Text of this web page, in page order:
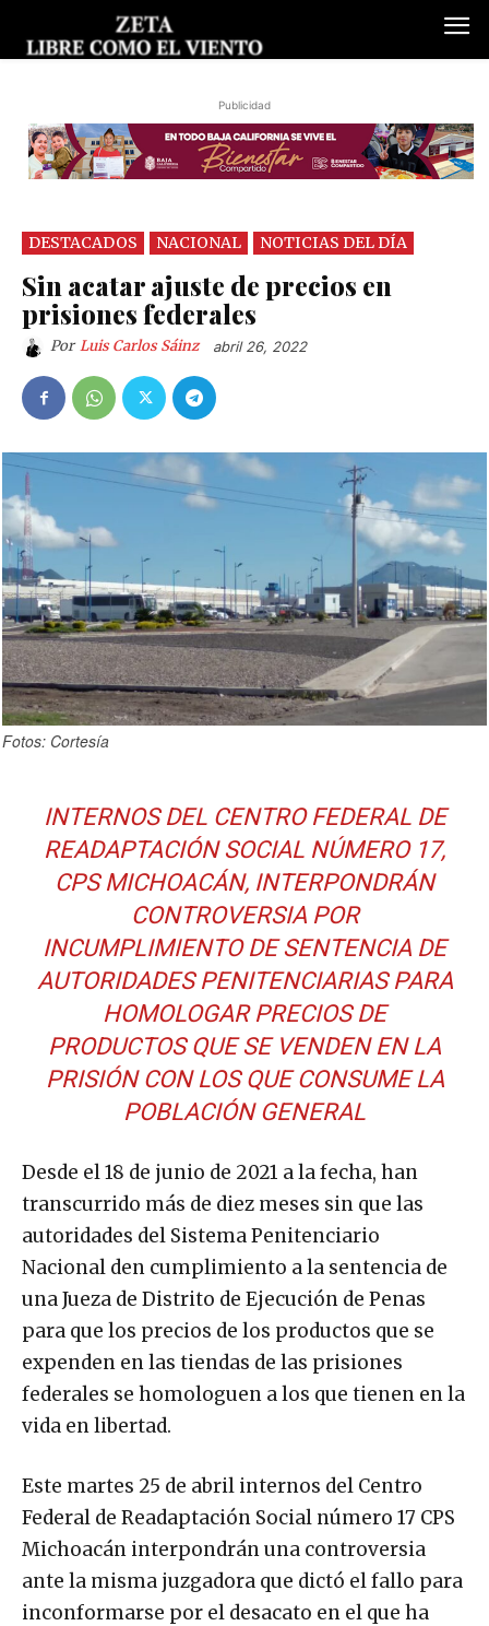
Publicidad
DESTACADOS NACIONAL NOTICIAS DEL DÍA
Sin acatar ajuste de precios en
prisiones federales
Por Luis Carlos Sáinz abril 26, 2022
Fotos: Cortesía
INTERNOS DEL CENTRO FEDERAL DE
READAPTACIÓN SOCIAL NÚMERO 17,
CPS MICHOACÁN, INTERPONDRÁN
CONTROVERSIA POR
INCUMPLIMIENTO DE SENTENCIA DE
AUTORIDADES PENITENCIARIAS PARA
HOMOLOGAR PRECIOS DE
PRODUCTOS QUE SE VENDEN EN LA
PRISIÓN CON LOS QUE CONSUME LA
POBLACIÓN GENERAL
Desde el 18 de junio de 2021 a la fecha, han
transcurrido más de diez meses sin que las
autoridades del Sistema Penitenciario
Nacional den cumplimiento a la sentencia de
una Jueza de Distrito de Ejecución de Penas
para que los precios de los productos que se
expenden en las tiendas de las prisiones
federales se homologuen a los que tienen en la
vida en libertad.
Este martes 25 de abril internos del Centro
Federal de Readaptación Social número 17 CPS
Michoacán interpondrán una controversia
ante la misma juzgadora que dictó el fallo para
inconformarse por el desacato en el que ha